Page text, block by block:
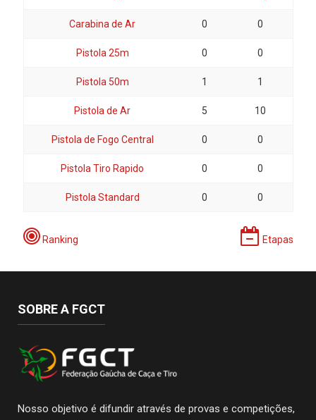
Carabina de Ar 0 0
Pistola 25m 0 0
Pistola 50m 1 1
Pistola de Ar 5 10
Pistola de Fogo Central 0 0
Pistola Tiro Rapido 0 0
Pistola Standard 0 0
Ranking Etapas
SOBRE A FGCT
Nosso objetivo é difundir através de provas e competições,